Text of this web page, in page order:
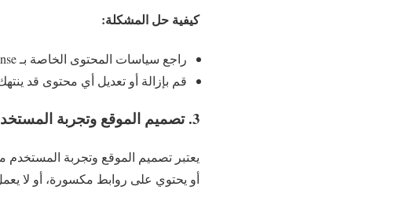
كيفية حل المشكلة:
راجع سياسات المحتوى الخاصة بـ Google AdSense وتأكد من أن موقعك يتماشى مع هذه السياسات.
قم بإزالة أو تعديل أي محتوى قد
3. تصميم الموقع وتجربة المستخدم السيئة
يعتبر تصميم الموقع وتجربة
أو يحتوي على روابط مكسورة، أو لا